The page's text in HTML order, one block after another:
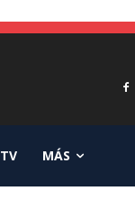
TV MÁS